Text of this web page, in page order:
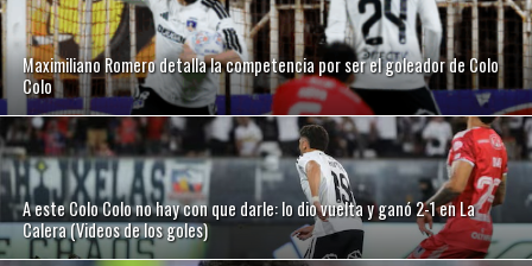
Maximiliano Romero detalla la competencia por ser el goleador de Colo
Colo
A este Colo Colo no hay con que darle: lo dio vuelta y ganó 2-1 en La
Calera (Videos de los goles)